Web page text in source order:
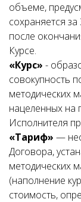
объеме,
сохраняется
после
Курсе.
«Курс» -
совокупность
методических
нацеленных на
Исполнителя
«Тариф» —
Договора,
методических
(наполнение
стоимость,